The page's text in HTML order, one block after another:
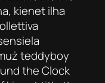
kienet ilha
teddyboy
the Clock